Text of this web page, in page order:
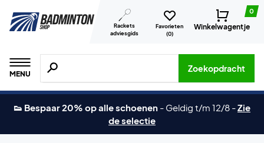
Rackets
adviesgids
Favorieten
(0)
0
Winkelwagentje
MENU
Zoeken naar producten, merken etc.
Zoekopdracht
👟 Bespaar 20% op alle schoenen - Geldig t/m 12/8 -Zie
de selectie